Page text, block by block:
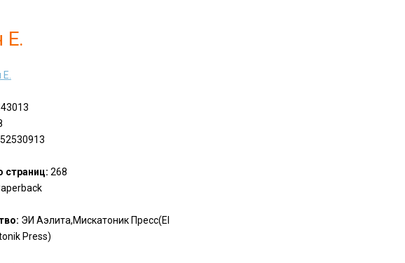
Е.
страниц: 268
ЭИ Аэлита,Мискатоник Пресс(EI
Press)